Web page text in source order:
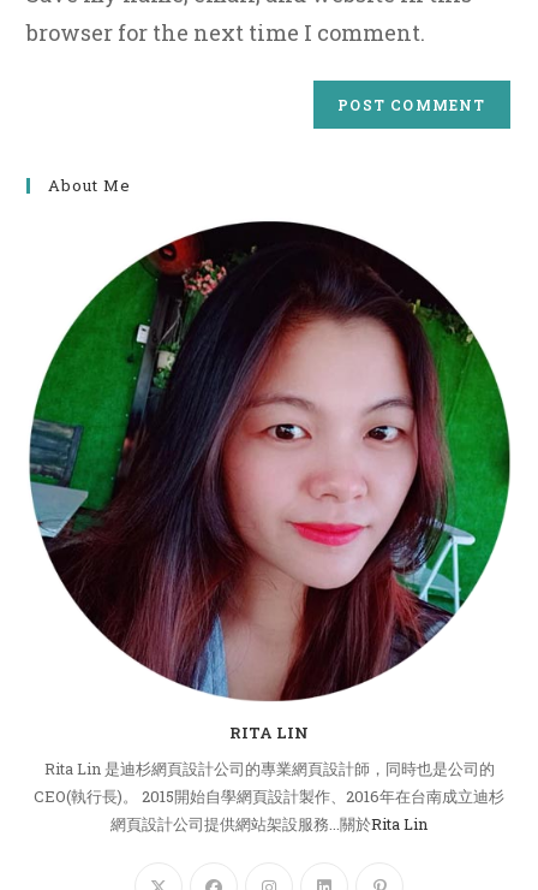
browser for the next time I comment.
About Me
RITA LIN
Rita Lin 是迪杉網頁設計公司的專業網頁設計師，同時也是公司的
CEO(執行長)。 2015開始自學網頁設計製作、2016年在台南成立迪杉
網頁設計公司提供網站架設服務...關於Rita Lin